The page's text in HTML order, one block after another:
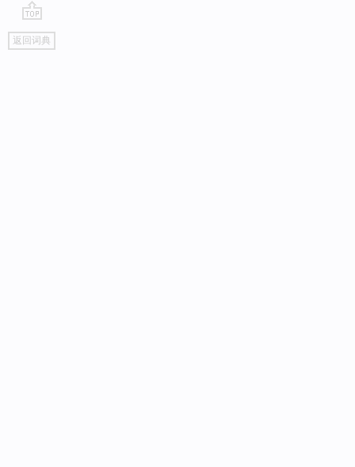
go
top
返回词典